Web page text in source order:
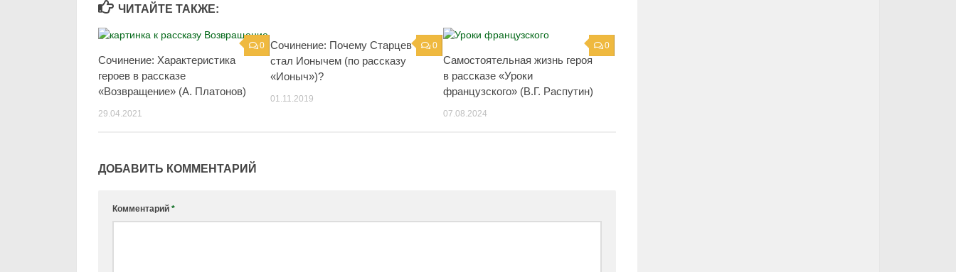
ЧИТАЙТЕ ТАКЖЕ:
0
Сочинение: Характеристика
героев в рассказе
«Возвращение» (А. Платонов)
29.04.2021
0
Сочинение: Почему Старцев
стал Ионычем (по рассказу
«Ионыч»)?
01.11.2019
0
Самостоятельная жизнь героя
в рассказе «Уроки
французского» (В.Г. Распутин)
07.08.2024
ДОБАВИТЬ КОММЕНТАРИЙ
Комментарий *